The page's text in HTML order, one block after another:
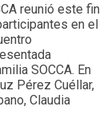
reunió este fin
en el
SOCCA. En
Pérez Cuéllar,
Claudia